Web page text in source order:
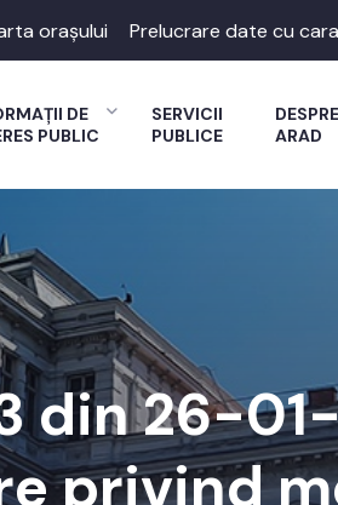
orașului Prelucrare date cu
DE
PUBLIC
SERVICII
PUBLICE
DESPRE
ARAD
din 26-
privind